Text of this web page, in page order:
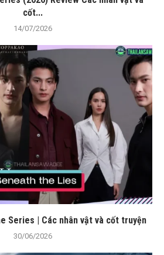
cốt...
14/07/2026
Series | Các nhân vật và cốt truyện
30/06/2026